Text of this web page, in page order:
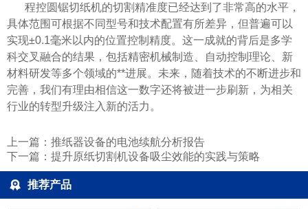
程控圆锯切纸机的切割精准度已经达到了非常高的水平，
具体范围可根据不同型号和技术配置有所差异，但普遍可以
实现±0.1毫米以内的位置控制精度。这一成就的背后是多学
科交叉融合的结果，包括精密机械制造、自动控制理论、新
材料研发等多个领域的**进展。未来，随着技术的不断进步和
完善，我们有理由相信这一数字还将被进一步刷新，为相关
行业的转型升级注入新的活力。
上一篇： 推纸器设备的电池续航分析报告
下一篇： 提升原纸切割机设备吸尘效能的实践与策略
推荐产品